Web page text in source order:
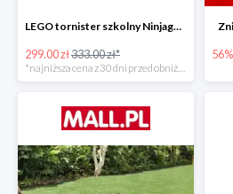
LEGO tornister szkolny Ninjago JAY of Lightning Easy
299.00 zł333.00 zł* 56%